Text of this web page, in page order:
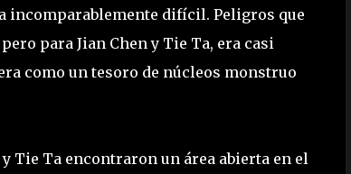
incomparablemente difícil. Peligros que
para Jian Chen y Tie Ta, era casi
como un tesoro de núcleos monstruo
Tie Ta encontraron un área abierta en el